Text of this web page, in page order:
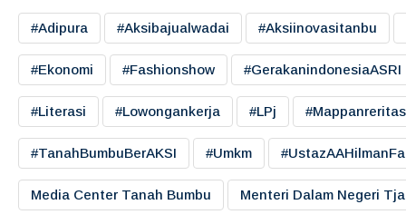
#adipura #aksibajualwadai #aksiinovasitanbu
#ekonomi #fashionshow #gerakanindonesiaASRI
#literasi #lowongankerja #LPj
#TanahBumbuBerAKSI #umkm
Media Center Tanah Bumbu Menteri Dalam Negeri